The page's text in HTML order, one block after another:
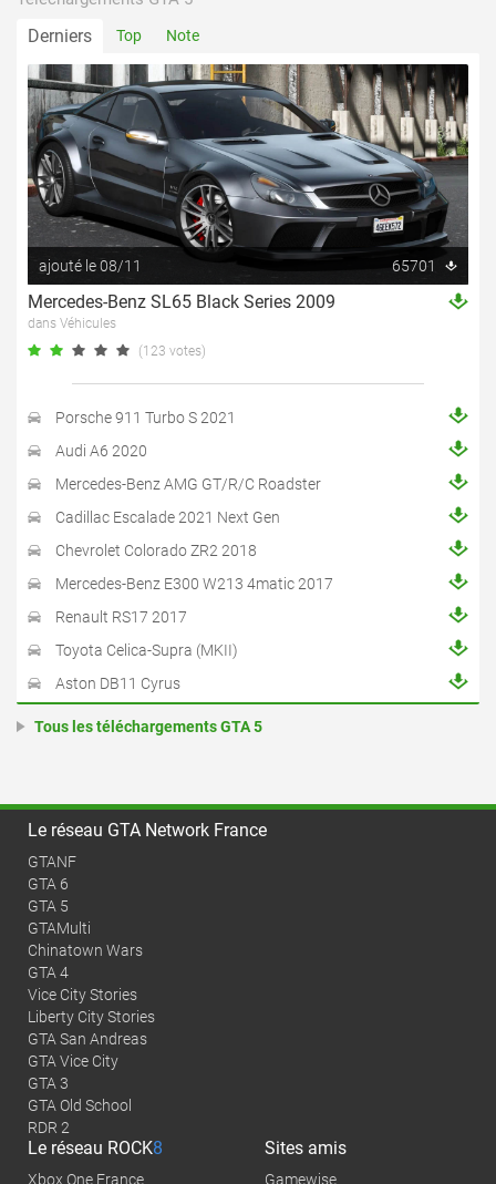
Derniers Top Note
ajouté le 08/11 65701
Mercedes-Benz SL65 Black Series 2009
dans Véhicules
(123 votes)
Porsche 911 Turbo S 2021
Audi A6 2020
Mercedes-Benz AMG GT/R/C Roadster
Cadillac Escalade 2021 Next Gen
Chevrolet Colorado ZR2 2018
Mercedes-Benz E300 W213 4matic 2017
Renault RS17 2017
Toyota Celica-Supra (MKII)
Aston DB11 Cyrus
Tous les téléchargements GTA 5
Le réseau GTA Network France
GTANF
GTA 6
GTA 5
GTAMulti
Chinatown Wars
GTA 4
Vice City Stories
Liberty City Stories
GTA San Andreas
GTA Vice City
GTA 3
GTA Old School
RDR 2
Le réseau ROCK8
Xbox One France
Sites amis
Gamewise